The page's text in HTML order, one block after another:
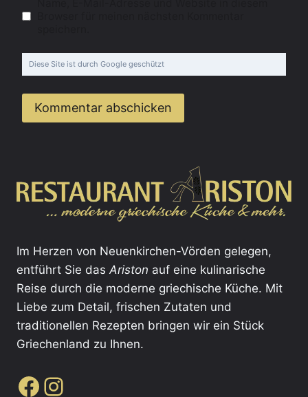
Diese Site ist durch Google geschützt
Im Herzen von Neuenkirchen-Vörden gelegen,
entführt Sie dasAriston auf eine kulinarische
Reise durch die moderne griechische Küche. Mit
Liebe zum Detail, frischen Zutaten und
traditionellen Rezepten bringen wir ein Stück
Griechenland zu Ihnen.
Facebook
Instagram